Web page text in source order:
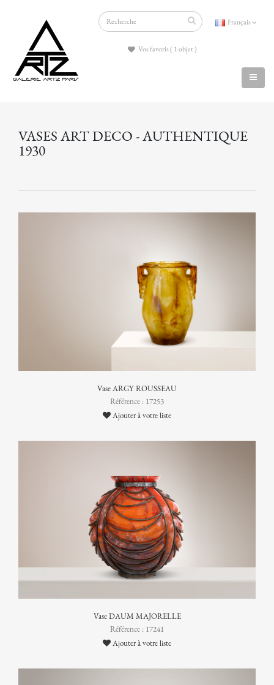
Français
Vos favoris ( 1 objet )
VASES ART DECO - AUTHENTIQUE
1930
Vase ARGY ROUSSEAU
Référence : 17253
Ajouter à votre liste
Vase DAUM MAJORELLE
Référence : 17241
Ajouter à votre liste